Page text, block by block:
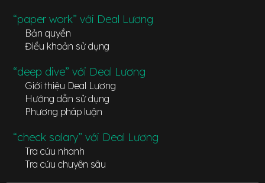
“paper work” với Deal Lương
Bản quyền
Điều khoản sử dụng
“deep dive” với Deal Lương
Giới thiệu Deal Lương
Hướng dẫn sử dụng
Phương pháp luận
“check salary” với Deal Lương
Tra cứu nhanh
Tra cứu chuyên sâu